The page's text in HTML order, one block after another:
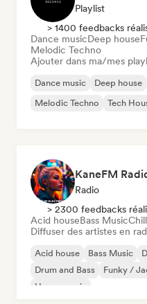
Playlist
> 1400 feedbacks
Dance musicDeep house
Melodic Techno
Ajouter dans ma/mes
Dance music Deep house
Melodic Techno
Tech
KaneFM
Radio
> 2300 feedbacks
Acid houseBass Music
Diffuser des artistes en
Acid house Bass Music
Drum and Bass
Funky /
House music